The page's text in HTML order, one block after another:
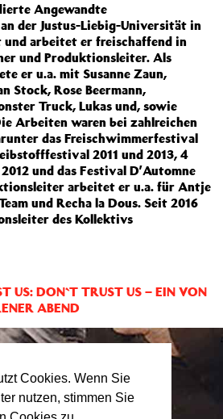
Cookies. Wenn Sie
nutzen, stimmen Sie
Angewandte
der Justus-Liebig-Universität in
und arbeitet er freischaffend in
und Produktionsleiter. Als
er u.a. mit Susanne Zaun,
Stock, Rose Beermann,
Truck, Lukas und, sowie
Arbeiten waren bei zahlreichen
das Freischwimmerfestival
2011 und 2013, 4
und das Festival D’Automne
arbeitet er u.a. für Antje
und Recha la Dous. Seit 2016
des Kollektivs
US: DON`T TRUST US – EIN VON
ABEND